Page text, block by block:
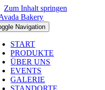
Zum Inhalt springen
Navigation
START
PRODUKTE
ÜBER UNS
EVENTS
GALERIE
STANDORTE